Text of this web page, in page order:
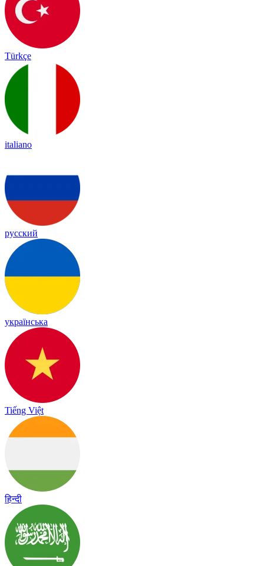
Türkçe
italiano
русский
українська
Tiếng Việt
हिन्दी